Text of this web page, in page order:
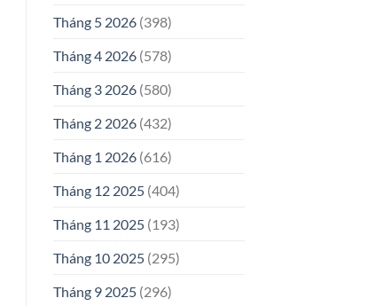
Tháng 5 2026(398)
Tháng 4 2026(578)
Tháng 3 2026(580)
Tháng 2 2026(432)
Tháng 1 2026(616)
Tháng 12 2025(404)
Tháng 11 2025(193)
Tháng 10 2025(295)
Tháng 9 2025(296)